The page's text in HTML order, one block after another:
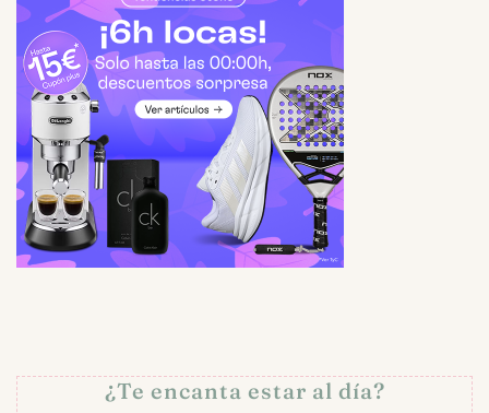
¿Te encanta estar al día?